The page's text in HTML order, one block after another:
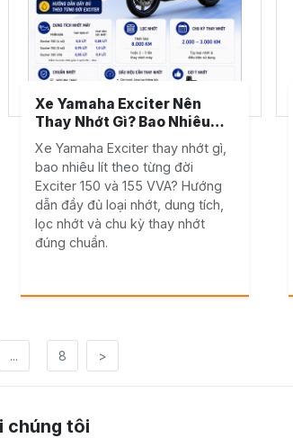
Xe Yamaha Exciter Nên
Thay Nhớt Gì? Bao Nhiêu
Lít? Exciter 150 Và 155 VVA
Xe Yamaha Exciter thay nhớt gì,
bao nhiêu lít theo từng đời
Exciter 150 và 155 VVA? Hướng
dẫn đầy đủ loại nhớt, dung tích,
lọc nhớt và chu kỳ thay nhớt
đúng chuẩn.
... 8 >
chúng tôi